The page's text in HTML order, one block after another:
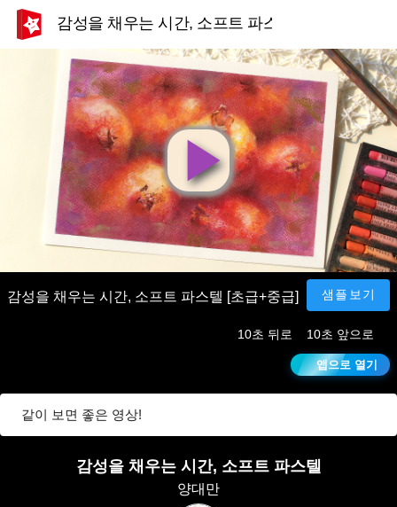
감성을 채우는 시간, 소프트 파스텔 [초급+중급]
영
상
재
생
감성을 채우는 시간, 소프트 파스텔 [초급+중급] 샘플보기
10초 뒤로 10초 앞으로
앱으로 열기
같이 보면 좋은 영상!
감성을 채우는 시간, 소프트 파스텔
양대만